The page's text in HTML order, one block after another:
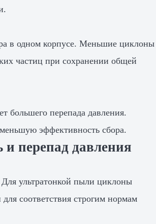
в одном корпусе. Меньшие циклоны
частиц при сохранении общей
большего перепада давления.
эффективность сбора.
перепад давления
Для ультратонкой пыли циклоны
соответствия строгим нормам